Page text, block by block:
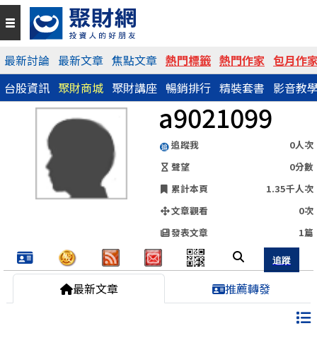
最新討論 最新文章 焦點文章 熱門標籤 熱門作家 包月作
台股資訊 聚財商城 聚財講座 暢銷排行 精裝套書 影音教
a9021099
追蹤我
0人次
聲望
0分數
累計本頁
1.35千人次
文章觀看
0次
發表文章
1篇
QR Code
https://www.wearn.com/blog.asp?id=75662
分享網址
最新文章 推薦轉發